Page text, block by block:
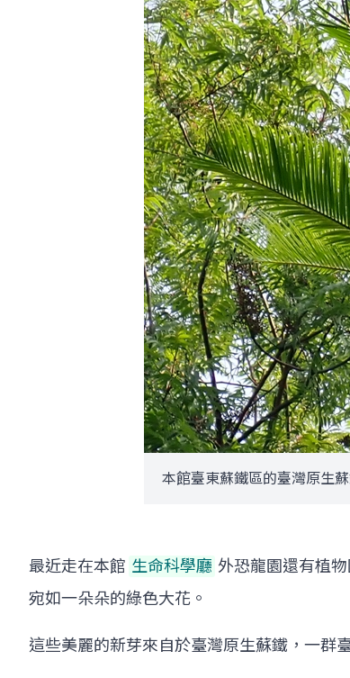
本館臺東蘇鐵區的臺灣原生
最近走在本館 生命科學廳 外恐龍園還有植
宛如一朵朵的綠色大花。
這些美麗的新芽來自於臺灣原生蘇鐵，一群